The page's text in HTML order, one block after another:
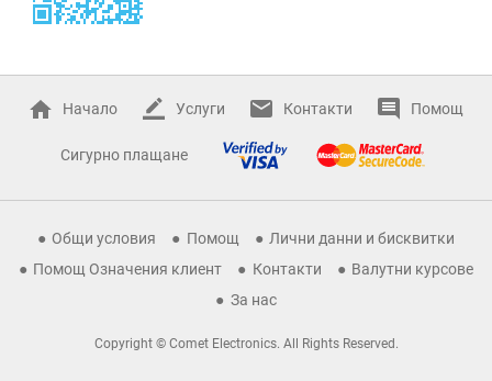
Начало Услуги Контакти Помощ
Сигурно плащане
Общи условия Помощ
Лични данни и бисквитки
Помощ Означения клиент
Контакти
Валутни курсове
За нас
Copyright © Comet Electronics. All Rights Reserved.